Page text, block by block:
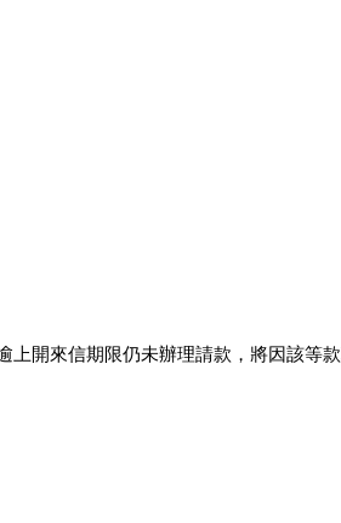
開來信期限仍未辦理請款，將因該等